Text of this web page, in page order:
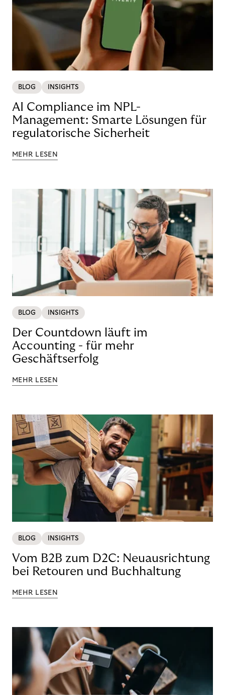
BLOG INSIGHTS
AI Compliance im NPL-
Management: Smarte Lösungen für
regulatorische Sicherheit
MEHR LESEN
BLOG INSIGHTS
Der Countdown läuft im
Accounting - für mehr
Geschäftserfolg
MEHR LESEN
BLOG INSIGHTS
Vom B2B zum D2C: Neuausrichtung
bei Retouren und Buchhaltung
MEHR LESEN